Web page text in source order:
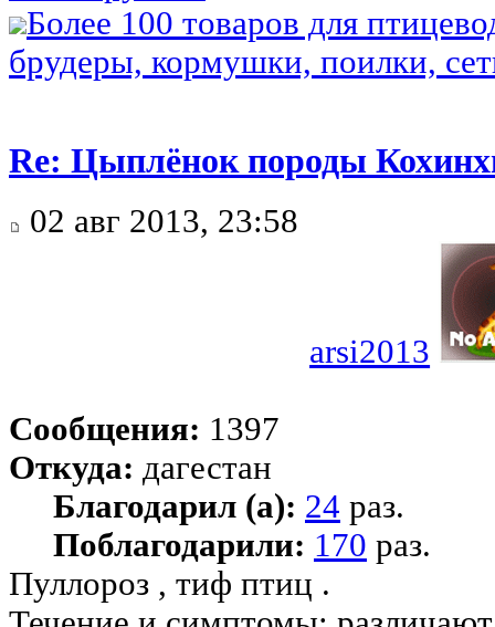
Более 100 товаров для
брудеры, кормушки, поилки,
Re: Цыплёнок породы
02 авг 2013, 23:58
arsi2013
Сообщения: 1397
Откуда: дагестан
Благодарил (а): 24 раз.
Поблагодарили: 170 раз.
Пуллороз , тиф птиц .